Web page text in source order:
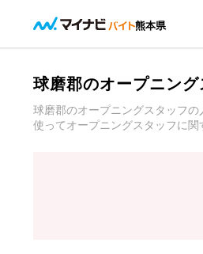
熊本県
球磨郡のオープニン
球磨郡のオープニングスタッフ
使ってオープニングスタッフに